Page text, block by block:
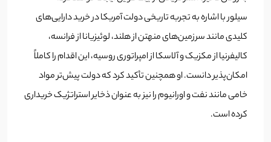
سیلور با اشاره به تجربه تاریخی دولت آمریکا در خرید دارایی‌های
کلیدی مانند سرزمین‌های منهتن از هلند، لوئیزیانا از فرانسه،
کالیفرنیا از مکزیک و آلاسکا از امپراتوری روسیه، این اقدام را کاملاً
امکان‌پذیر دانست. او همچنین تأکید کرد که دولت پیش‌تر مواد
خامی مانند نفت و اورانیوم را نیز به عنوان ذخایر استراتژیک خریداری
کرده است.